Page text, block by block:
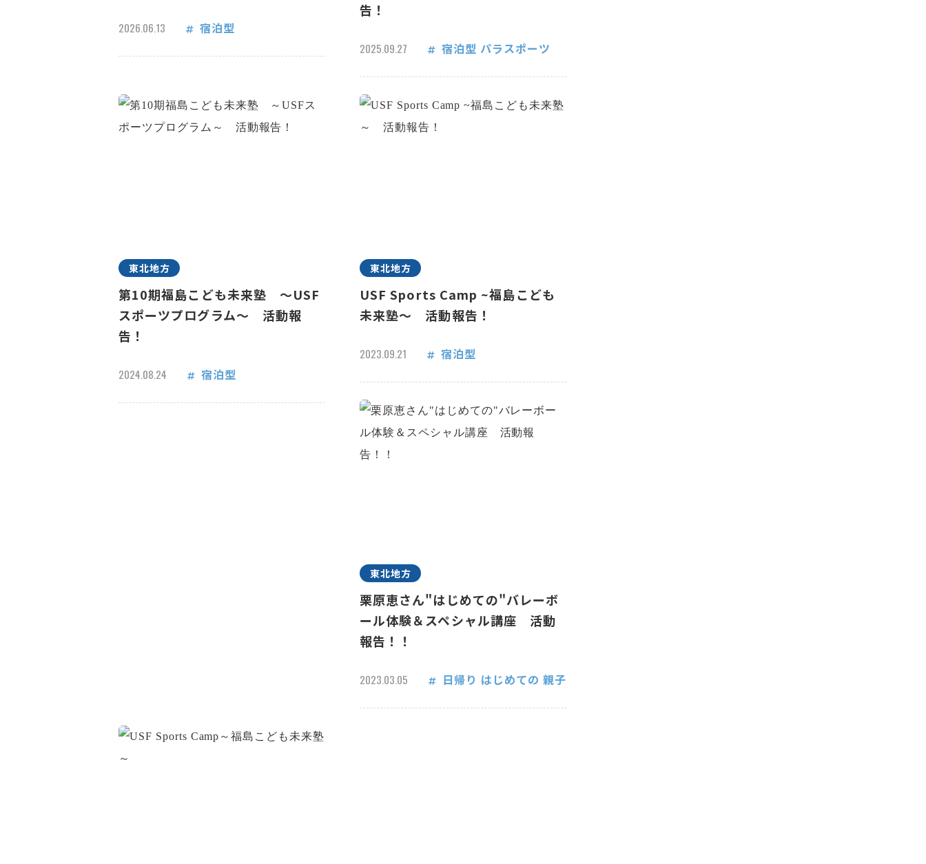
2026.06.13 宿泊型
告！
2025.09.27 宿泊型 パラスポーツ
東北地方
第10期福島こども未来塾 ～USF
スポーツプログラム～ 活動報
告！
2024.08.24 宿泊型
東北地方
USF Sports Camp ~福島こども
未来塾～ 活動報告！
2023.09.21 宿泊型
東北地方
栗原恵さん"はじめての"バレーボ
ール体験＆スペシャル講座 活動
報告！！
2023.03.05 日帰り はじめての 親子